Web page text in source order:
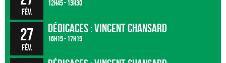
fév.
12h45 - 13h30
27
fév.
Dédicaces : Vincent Chansard
16h15 - 17h15